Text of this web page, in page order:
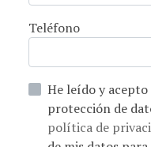
Teléfono
He leído y acepto la información básica sobre
política de